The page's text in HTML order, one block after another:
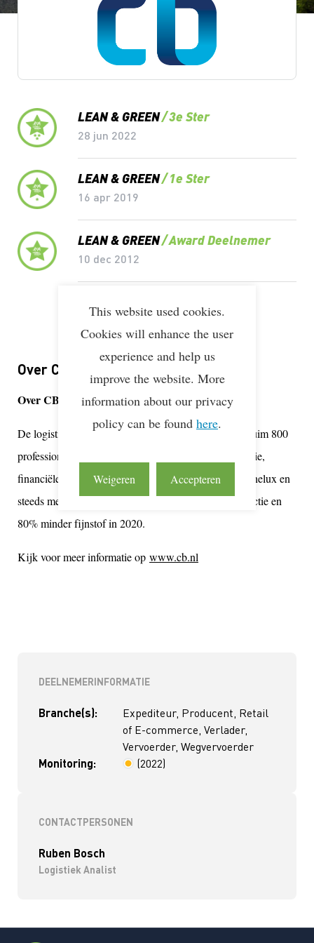
DEELNEMERINFORMATIE
Branche(s):
Expediteur, Producent, Retail
of E-commerce, Verlader,
Vervoerder, Wegvervoerder
Monitoring:
< 4 jaar
(2022)
CONTACTPERSONEN
Ruben Bosch
Logistiek Analist
Lean & Green Milestones
LEAN & GREEN 3e Ster
28 jun 2022
LEAN & GREEN 1e Ster
16 apr 2019
LEAN & GREEN Award Deelnemer
10 dec 2012
28 mrt 2013
Over CB Logistics
Over CB
De logistieke expert voor Media en Healthcare. Met ruim 800
professionals in logistiek, e-fulfilment, e-
bookdistributie,
financiële- en informatiediensten werken we in de Benelux en
steeds meer daarbuiten. CB gaat voor 40% CO2-reductie en
80% minder fijnstof in 2020.
Kijk voor meer informatie op www.cb.nl
This website used cookies.
Cookies will enhance the user
experience and help us
improve the website. More
information about our privacy
policy can be found here.
Weigeren Accepteren